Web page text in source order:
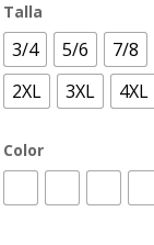
Talla
3/4 5/6 7/8
2XL
3XL 4XL
Color